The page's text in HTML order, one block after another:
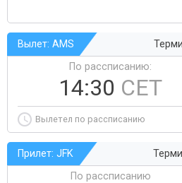
Вылет: AMS
По рассписанию:
14:30 CET
Вылетел по рассписанию
Прилет: JFK
По рассписанию